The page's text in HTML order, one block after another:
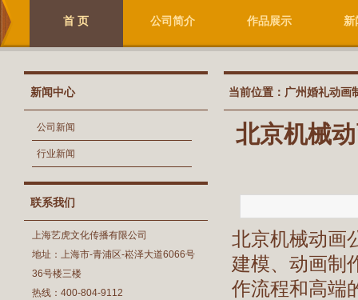
首 页 公司简介 作品展示 新
新闻中心
公司新闻
行业新闻
联系我们
上海艺虎文化传播有限公司
地址：上海市-青浦区-崧泽大道6066号
36号楼三楼
热线：400-804-9112
当前位置： 广州婚礼动画
北京机械
北京机械动画
建模、动画制
作流程和高端